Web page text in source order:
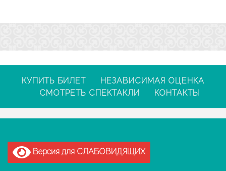
КУПИТЬ БИЛЕТ
НЕЗАВИСИМАЯ ОЦЕНКА
СМОТРЕТЬ СПЕКТАКЛИ
КОНТАКТЫ
Версия для СЛАБОВИДЯЩИХ